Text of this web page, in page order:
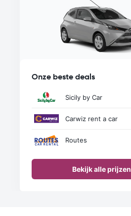
Onze beste deals
Sicily by Car
Carwiz rent a car
Routes
Bekijk alle prijzen